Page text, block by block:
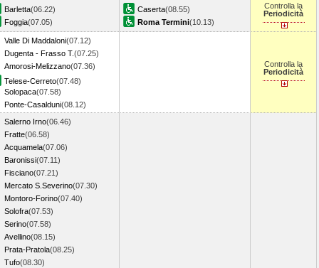
Barletta(06.22)
Foggia(07.05)
Caserta(08.55)
Roma Termini(10.13)
Controlla la
Periodicità
Valle Di Maddaloni(07.12)
Dugenta - Frasso T.(07.25)
Amorosi-Melizzano(07.36)
Telese-Cerreto(07.48)
Solopaca(07.58)
Ponte-Casalduni(08.12)
Controlla la
Periodicità
Salerno Irno(06.46)
Fratte(06.58)
Acquamela(07.06)
Baronissi(07.11)
Fisciano(07.21)
Mercato S.Severino(07.30)
Montoro-Forino(07.40)
Solofra(07.53)
Serino(07.58)
Avellino(08.15)
Prata-Pratola(08.25)
Tufo(08.30)